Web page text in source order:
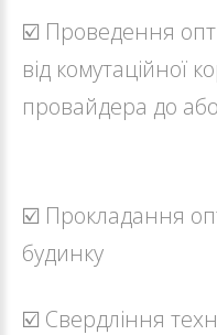
☑️ Проведення
від комутаційної
провайдера до
☑️ Прокладання
будинку
☑️ Свердління